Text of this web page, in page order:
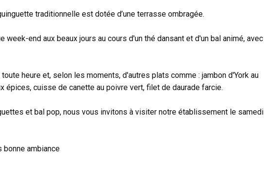
traditionnelle est dotée d’une terrasse ombragée.
week-end aux beaux jours au cours d'un thé dansant et d'un bal animé, avec
heure et, selon les moments, d'autres plats comme : jambon d'York au
épices, cuisse de canette au poivre vert, filet de daurade farcie.
et bal pop, nous vous invitons à visiter notre établissement le samedi
bonne ambiance